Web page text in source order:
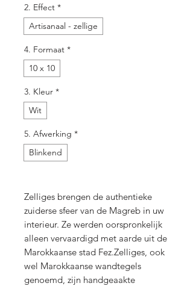
2. Effect *
Artisanaal - zellige
4. Formaat *
10 x 10
3. Kleur *
Wit
5. Afwerking *
Blinkend
Zelliges brengen de authentieke
zuiderse sfeer van de Magreb in uw
interieur. Ze werden oorspronkelijk
alleen vervaardigd met aarde uit de
Marokkaanse stad Fez.Zelliges, ook
wel Marokkaanse wandtegels
genoemd, zijn handgeaakte